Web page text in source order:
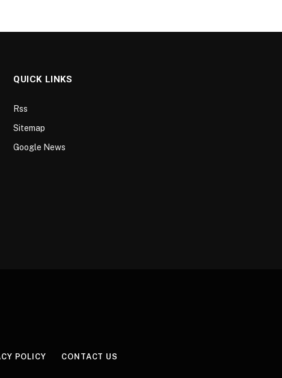
QUICK LINKS
Rss
Sitemap
Google News
POLICY CONTACT US